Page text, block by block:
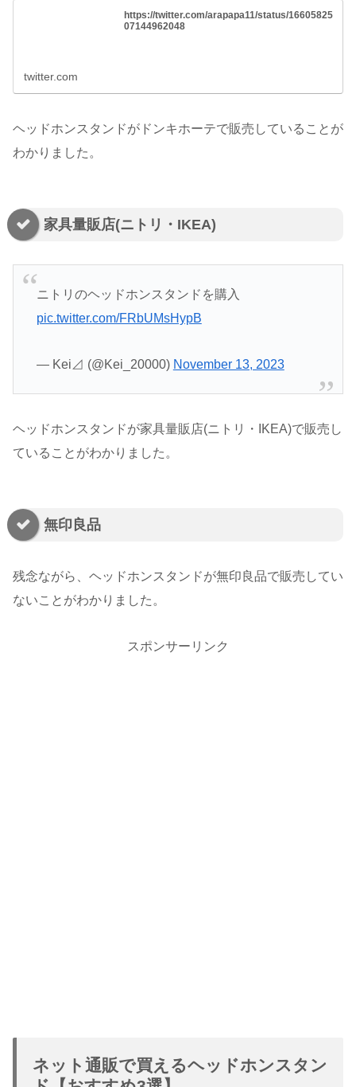
https://twitter.com/arapapa11/status/16605825
07144962048
twitter.com
ヘッドホンスタンドがドンキホーテで販売していることが
わかりました。
家具量販店(ニトリ・IKEA)
ニトリのヘッドホンスタンドを購入
pic.twitter.com/FRbUMsHypB
— Kei⊿ (@Kei_20000) November 13, 2023
ヘッドホンスタンドが家具量販店(ニトリ・IKEA)で販売し
ていることがわかりました。
無印良品
残念ながら、ヘッドホンスタンドが無印良品で販売してい
ないことがわかりました。
スポンサーリンク
ネット通販で買えるヘッドホンスタン